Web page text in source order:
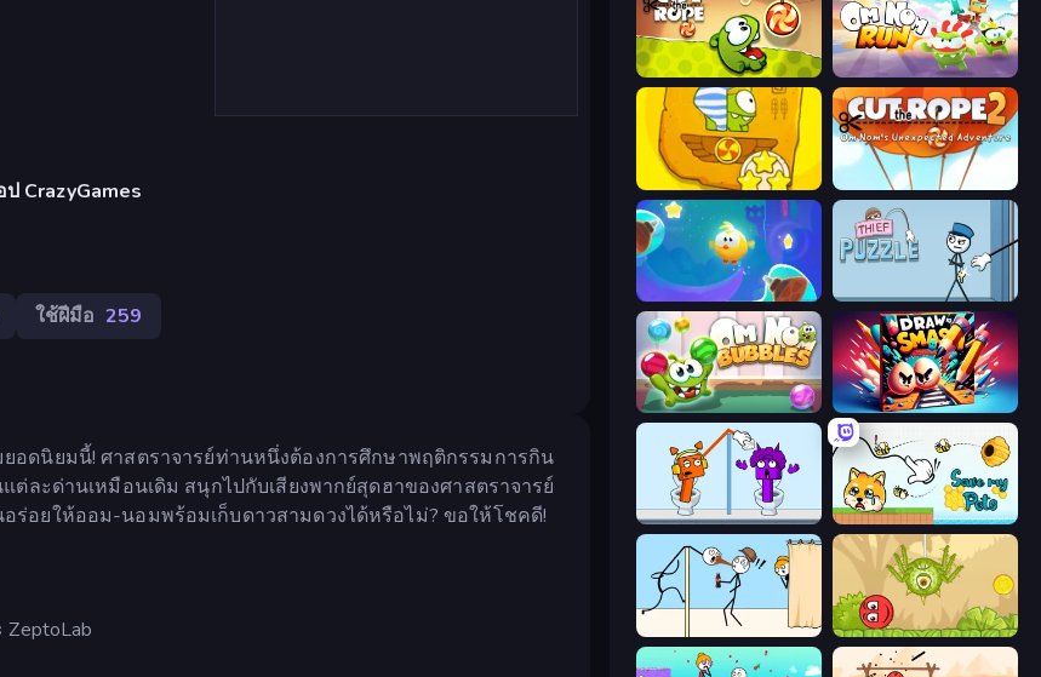
CrazyGames
ใช้ฝีมือ 259
ยอดนิยมนี้! ศาสตราจารย์ท่านหนึ่งต้องการศึกษาพฤติกรรมการกิน
ะด่านเหมือนเดิม สนุกไปกับเสียงพากย์สุดฮาของศาสตราจารย์
ยให้ออม-นอมพร้อมเก็บดาวสามดวงได้หรือไม่? ขอให้โชคดี!
ZeptoLab
Cut the Rope Om Nom: Run
Cut The Rope 2
Cut the Rope: Magic Thief Puzzle
Om Nom: Bubbles Draw To Smash!
Square Punki Long Hand Save My Pets
Gomu Goman Red Bounce Ball 5